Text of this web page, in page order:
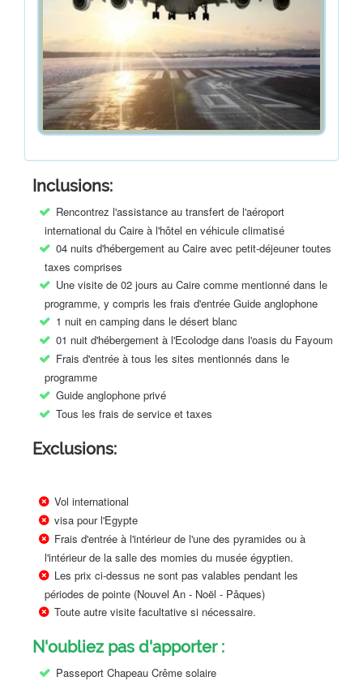
Inclusions:
Rencontrez l'assistance au transfert de l'aéroport
international du Caire à l'hôtel en véhicule climatisé
04 nuits d'hébergement au Caire avec petit-déjeuner toutes
taxes comprises
Une visite de 02 jours au Caire comme mentionné dans le
programme, y compris les frais d'entrée Guide anglophone
1 nuit en camping dans le désert blanc
01 nuit d'hébergement à l'Ecolodge dans l'oasis du Fayoum
Frais d'entrée à tous les sites mentionnés dans le
programme
Guide anglophone privé
Tous les frais de service et taxes
Exclusions:
Vol international
visa pour l'Egypte
Frais d'entrée à l'intérieur de l'une des pyramides ou à
l'intérieur de la salle des momies du musée égyptien.
Les prix ci-dessus ne sont pas valables pendant les
périodes de pointe (Nouvel An - Noël - Pâques)
Toute autre visite facultative si nécessaire.
N'oubliez pas d'apporter :
Passeport Chapeau Crême solaire